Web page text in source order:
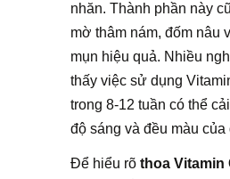
nhăn. Thành phần này
mờ thâm nám, đốm nâu
mụn hiệu quả. Nhiều
thấy việc sử dụng
trong 8-12 tuần có thể
độ sáng và đều màu của
Để hiểu rõ thoa Vitamin